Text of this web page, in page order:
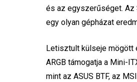
és az egyszerűséget. Az
egy olyan gépházat
Letisztult külseje mögött
ARGB támogatja a Mini-
mint az ASUS BTF, az